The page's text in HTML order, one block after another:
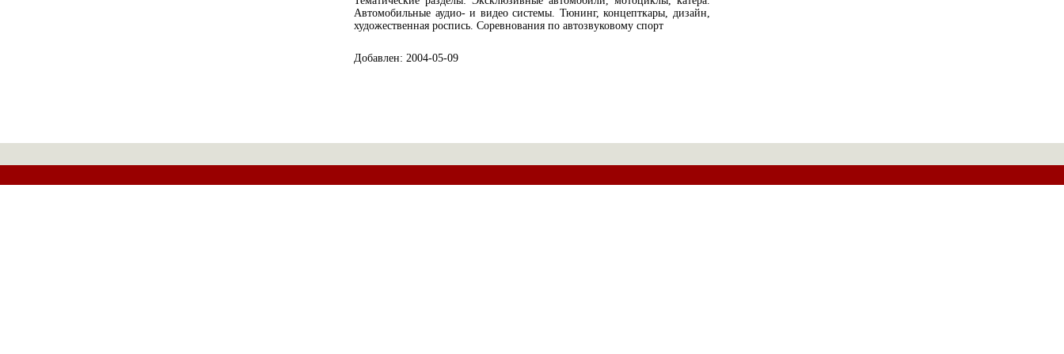
Автомобильные аудио- и видео системы. Тюнинг, концепткары, дизайн,
художественная роспись. Соревнования по автозвуковому спорт
Добавлен: 2004-05-09